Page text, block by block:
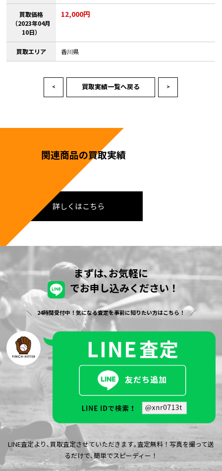
買取価格
（2023年04月
10日）
12,000円
買取エリア 香川県
< 買取実績一覧へ戻る >
関連商品の買取実績
詳しくはこちら
まずは､お気軽に
でお申し込みください！
24時間受付中！気になる査定を事前に知りたい方はこちら！
LINE査定より､買取査定させていただきます｡査定無料！写真を撮って送
るだけで､簡単でスピーディー！